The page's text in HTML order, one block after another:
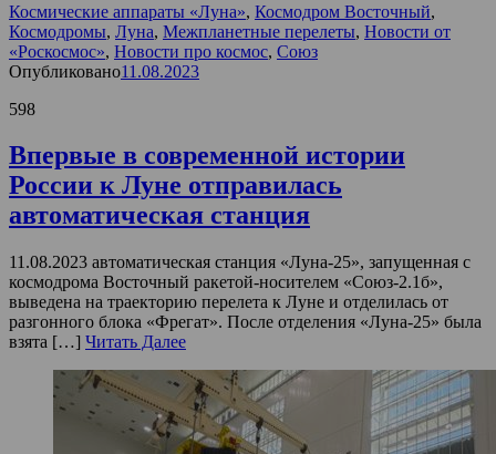
Космические аппараты «Луна», Космодром Восточный,
Космодромы, Луна, Межпланетные перелеты, Новости от
«Роскосмос», Новости про космос, Союз
Опубликовано11.08.2023
598
Впервые в современной истории
России к Луне отправилась
автоматическая станция
11.08.2023 автоматическая станция «Луна-25», запущенная с
космодрома Восточный ракетой-носителем «Союз-2.1б»,
выведена на траекторию перелета к Луне и отделилась от
разгонного блока «Фрегат». После отделения «Луна-25» была
взята […] Читать Далее